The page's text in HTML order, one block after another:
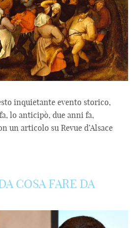
inquietante evento storico,
lo anticipò, due anni fa,
un articolo su Revue d’Alsace
COSA FARE DA